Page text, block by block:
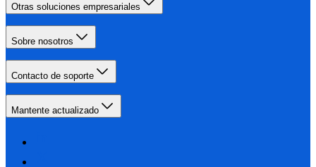
Otras soluciones empresariales
Sobre nosotros
Contacto de soporte
Mantente actualizado